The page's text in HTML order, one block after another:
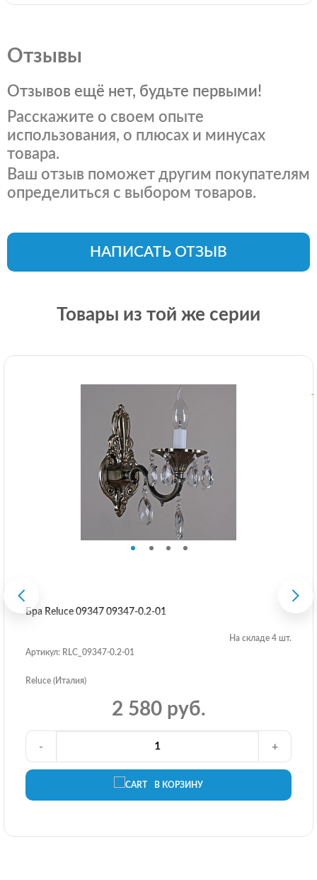
Отзывы
Отзывов ещё нет, будьте первыми!
Расскажите о своем опыте
использования, о плюсах и минусах
товара.
Ваш отзыв поможет другим покупателям
определиться с выбором товаров.
НАПИСАТЬ ОТЗЫВ
Товары из той же серии
Бра Reluce 09347 09347-0.2-01
На складе 4 шт.
Артикул: RLC_09347-0.2-01
Reluce (Италия)
2 580 руб.
В КОРЗИНУ
- +